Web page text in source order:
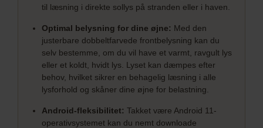
til læsning i direkte sollys på stranden eller i haven.
Optimal belysning for dine øjne: Med den
justerbare dobbeltfarvede frontbelysning kan du
selv bestemme, om du vil have et varmt, ravgult lys
eller et koldt, hvidt lys. Lyset kan dæmpes efter
behov, hvilket sikrer en behagelig læsning i alle
lysforhold og skåner dine øjne for belastning.
Android-fleksibilitet: Takket være Android 11-
operativsystemet kan du nemt downloade